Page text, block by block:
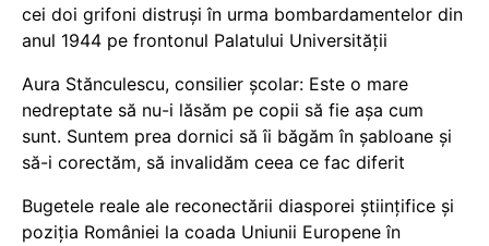
cei doi grifoni distruși în urma bombardamentelor din
anul 1944 pe frontonul Palatului Universității
Aura Stănculescu, consilier școlar: Este o mare
nedreptate să nu-i lăsăm pe copii să fie așa cum
sunt. Suntem prea dornici să îi băgăm în șabloane și
să-i corectăm, să invalidăm ceea ce fac diferit
Bugetele reale ale reconectării diasporei științifice și
poziția României la coada Uniunii Europene în